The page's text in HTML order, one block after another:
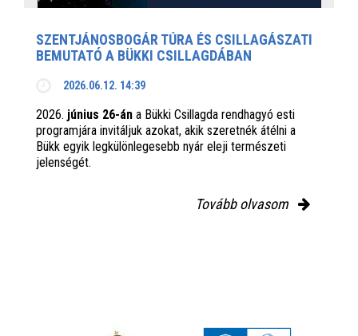
SZENTJÁNOSBOGÁR TÚRA ÉS CSILLAGÁSZATI
BEMUTATÓ A BÜKKI CSILLAGDÁBAN
2026.06.12. 14:39
2026. június 26-án a Bükki Csillagda rendhagyó esti
programjára invitáljuk azokat, akik szeretnék átélni a
Bükk egyik legkülönlegesebb nyár eleji természeti
jelenségét.
Tovább olvasom